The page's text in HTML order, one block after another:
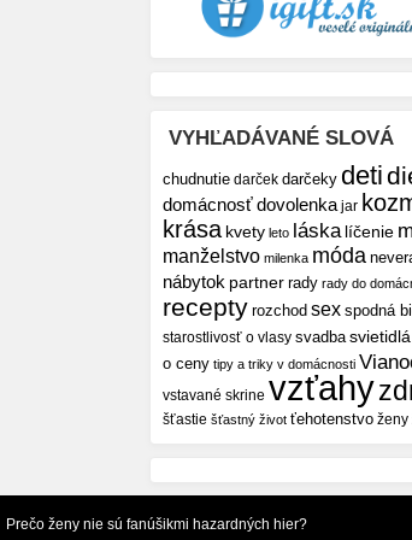
VYHĽADÁVANÉ SLOVÁ
chudnutie darček darčeky deti
domácnosťdovolenka jar
krása kvety leto láska líčenie
manželstvo milenka móda
nábytok partner rady rady do
recepty rozchod sex spodná
starostlivosť o vlasy svadba svietidlá
o ceny tipy a triky v domácnosti
vstavané skrine vzťahy
šťastie šťastný život ťehotenstvo ženy
Prečo ženy nie sú fanúšikmi hazardných hier?